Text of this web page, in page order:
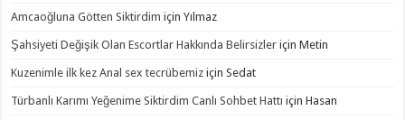
Amcaoğluna Götten Siktirdim içinYılmaz
Şahsiyeti Değişik Olan Escortlar Hakkında Belirsizler içinMetin
Kuzenimle ilk kez Anal sex tecrübemiz içinSedat
Türbanlı Karımı Yeğenime Siktirdim Canlı Sohbet Hattı içinHasan